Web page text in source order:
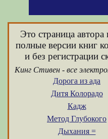
Это страница
полные версии книг
и без регистрации
Кинг Стивен - все
Дорога из ада
Дитя Колорадо
Кадж
Метод Глубокого
Дыхания =